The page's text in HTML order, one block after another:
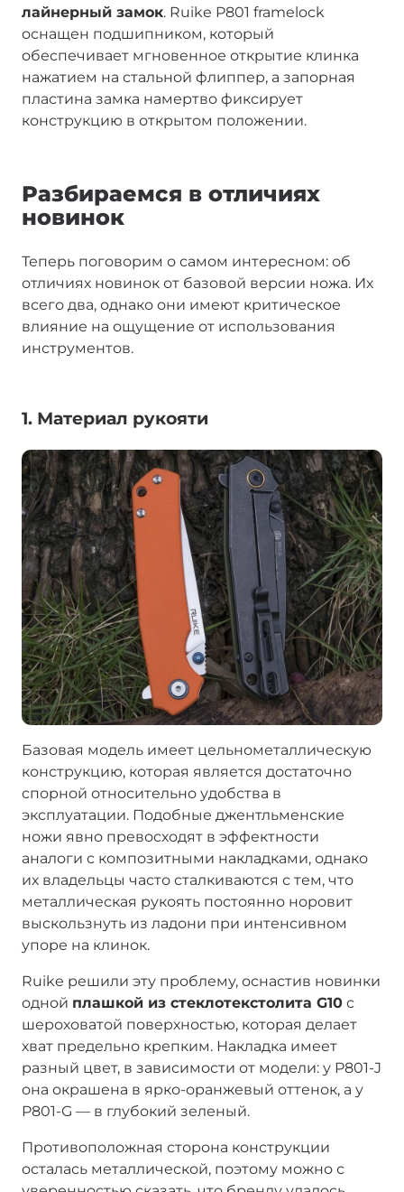
лайнерный замок. Ruike P801 framelock
оснащен подшипником, который
обеспечивает мгновенное открытие клинка
нажатием на стальной флиппер, а запорная
пластина замка намертво фиксирует
конструкцию в открытом положении.
Разбираемся в отличиях
новинок
Теперь поговорим о самом интересном: об
отличиях новинок от базовой версии ножа. Их
всего два, однако они имеют критическое
влияние на ощущение от использования
инструментов.
1. Материал рукояти
Базовая модель имеет цельнометаллическую
конструкцию, которая является достаточно
спорной относительно удобства в
эксплуатации. Подобные джентльменские
ножи явно превосходят в эффектности
аналоги с композитными накладками, однако
их владельцы часто сталкиваются с тем, что
металлическая рукоять постоянно норовит
выскользнуть из ладони при интенсивном
упоре на клинок.
Ruike решили эту проблему, оснастив новинки
одной плашкой из стеклотекстолита G10 с
шероховатой поверхностью, которая делает
хват предельно крепким. Накладка имеет
разный цвет, в зависимости от модели: у P801-J
она окрашена в ярко-оранжевый оттенок, а у
P801-G — в глубокий зеленый.
Противоположная сторона конструкции
осталась металлической, поэтому можно с